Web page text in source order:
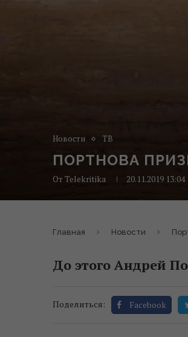
Новости ТВ
ПОРТНОВА
От Telekritika 20.11.2019 13:04
Главная Новости
До этого Андрей
Поделиться: Facebook